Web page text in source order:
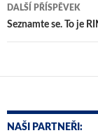
DALŠÍ PŘÍSPĚVEK
Seznamte se. To je
NAŠI PARTNEŘI: